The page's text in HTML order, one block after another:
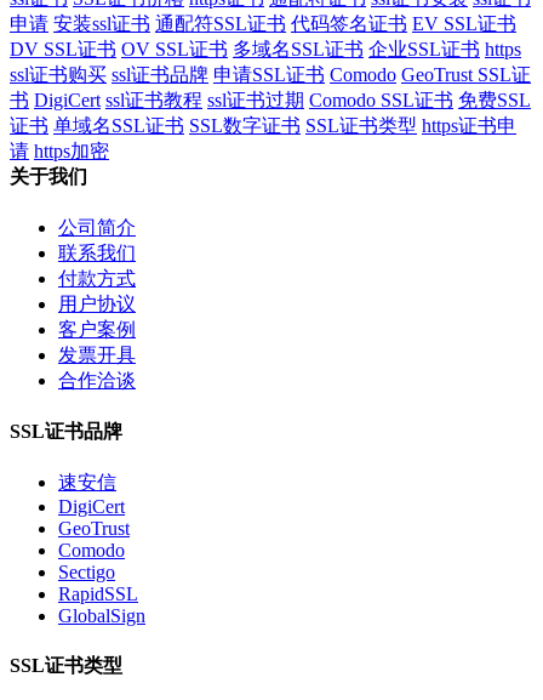
申请 安装ssl证书 通配符SSL证书 代码签名证书 EV SSL证书
DV SSL证书 OV SSL证书 多域名SSL证书 企业SSL证书 https
ssl证书购买 ssl证书品牌 申请SSL证书 Comodo GeoTrust SSL证
书 DigiCert ssl证书教程 ssl证书过期 Comodo SSL证书 免费SSL
证书 单域名SSL证书 SSL数字证书 SSL证书类型 https证书申
请 https加密
关于我们
公司简介
联系我们
付款方式
用户协议
客户案例
发票开具
合作洽谈
SSL证书品牌
速安信
DigiCert
GeoTrust
Comodo
Sectigo
RapidSSL
GlobalSign
SSL证书类型